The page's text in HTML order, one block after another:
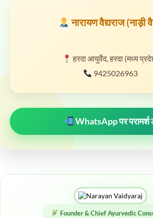
नारायण वैद्यराज (नाड़ी
हरदा आयुर्वेद, हरदा (मध्य
9425026963
WhatsApp पर परामर्श
Founder & Chief Ayurvedic